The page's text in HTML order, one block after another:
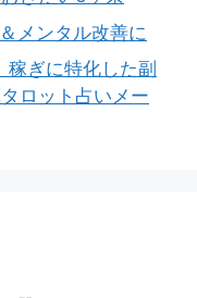
メンタル改善に
ぎに特化した副
ロット占いメー